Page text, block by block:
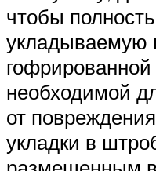
чтобы
укладываемую
гофрированной
необходимой
от
укладки в